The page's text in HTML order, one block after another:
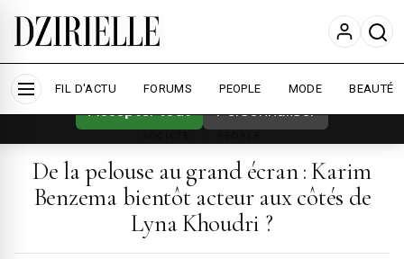
Nous utilisons des cookies pour améliorer
votre expérience et mesurer l'audience. En
Accepter tout Personnaliser
FIL D'ACTU FORUMS PEOPLE MODE BEAUTÉ
De la pelouse au grand écran : Karim
Benzema bientôt acteur aux côtés de
Lyna Khoudri ?